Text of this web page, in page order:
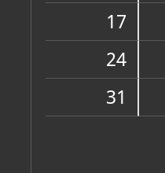
17
24
31
Zbirke